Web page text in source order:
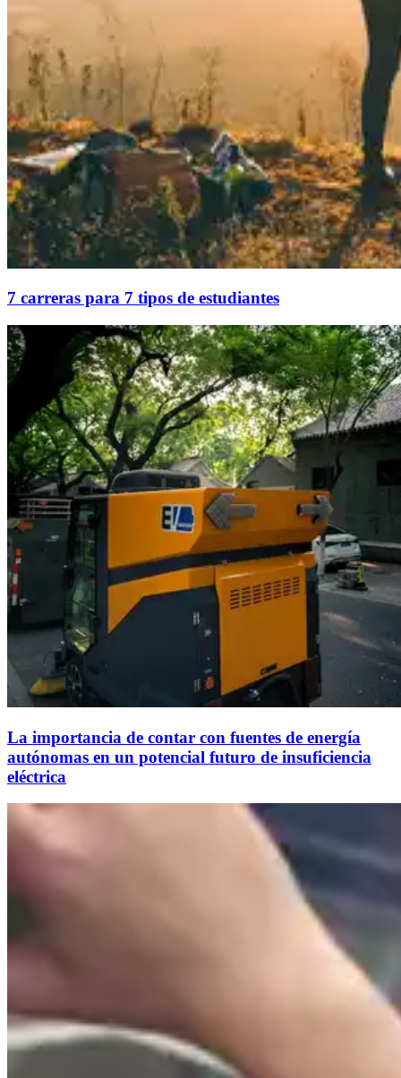
7 carreras para 7 tipos de estudiantes
La importancia de contar con fuentes de energía
autónomas en un potencial futuro de insuficiencia
eléctrica